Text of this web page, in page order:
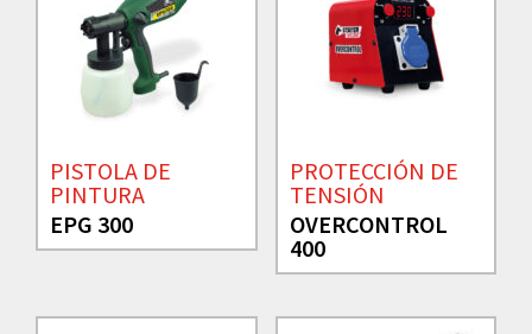
PISTOLA DE
PINTURA
EPG 300
PROTECCIÓN DE
TENSIÓN
OVERCONTROL
400